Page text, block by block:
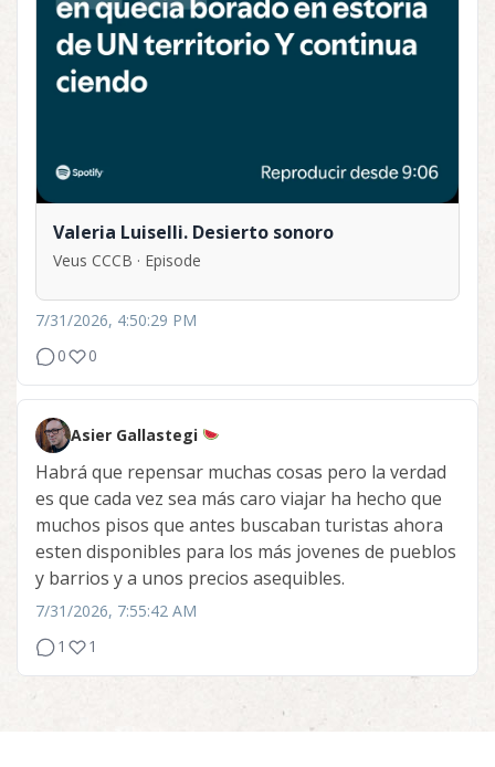
Valeria Luiselli. Desierto sonoro
Veus CCCB · Episode
7/31/2026, 4:50:29 PM
0
0
Asier Gallastegi
Habrá que repensar muchas cosas pero la verdad
es que cada vez sea más caro viajar ha hecho que
muchos pisos que antes buscaban turistas ahora
esten disponibles para los más jovenes de pueblos
y barrios y a unos precios asequibles.
7/31/2026, 7:55:42 AM
1
1